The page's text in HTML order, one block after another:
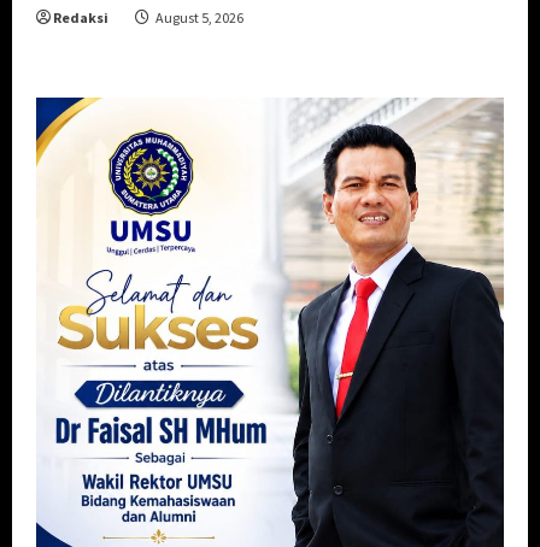
Redaksi August 5, 2026